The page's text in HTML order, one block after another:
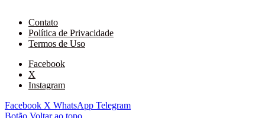
Contato
Política de Privacidade
Termos de Uso
Facebook
X
Instagram
Facebook X WhatsApp Telegram
Botão Voltar ao topo